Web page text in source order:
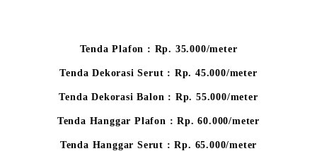
Tenda Plafon : Rp. 35.000/meter
Tenda Dekorasi Serut : Rp. 45.000/meter
Tenda Dekorasi Balon : Rp. 55.000/meter
Tenda Hanggar Plafon : Rp. 60.000/meter
Tenda Hanggar Serut : Rp. 65.000/meter